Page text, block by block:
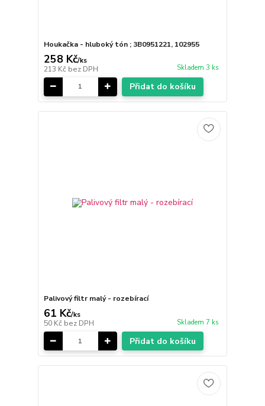
Houkačka - hluboký tón ; 3B0951221, 102955
258 Kč/ks
213 Kč bez DPH Skladem 3 ks
Přidat do košíku
Palivový filtr malý - rozebírací
61 Kč/ks
50 Kč bez DPH Skladem 7 ks
Přidat do košíku